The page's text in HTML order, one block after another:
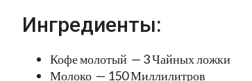
Ингредиенты:
Кофе молотый — 3 Чайных ложки
Молоко — 150 Миллилитров